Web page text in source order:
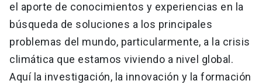
el aporte de conocimientos y experiencias en la
búsqueda de soluciones a los principales
problemas del mundo, particularmente, a la crisis
climática que estamos viviendo a nivel global.
Aquí la investigación, la innovación y la formación